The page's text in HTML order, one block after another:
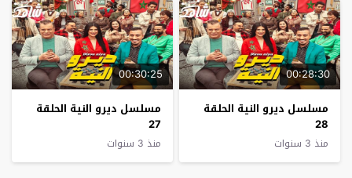
00:28:30
مسلسل ديرو النية الحلقة
28
منذ 3 سنوات
00:30:25
مسلسل ديرو النية الحلقة
27
منذ 3 سنوات